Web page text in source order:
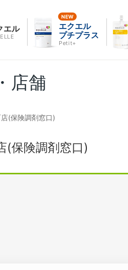
エル
エクエル
プチプラス
Petit+
店舗
(保険調剤窓口)
(保険調剤窓口)